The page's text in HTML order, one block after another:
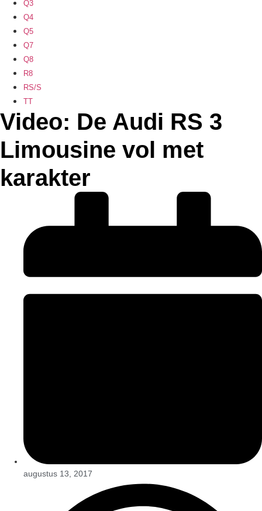
Q3
Q4
Q5
Q7
Q8
R8
RS/S
TT
Video: De Audi RS 3
Limousine vol met
karakter
augustus 13, 2017